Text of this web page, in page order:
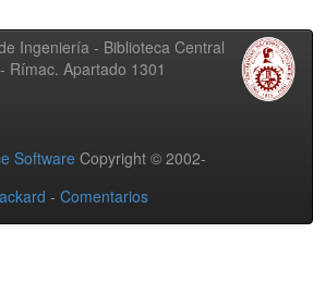
Ingeniería - Biblioteca Central
Rímac. Apartado 1301
Software Copyright © 2002-
- Comentarios